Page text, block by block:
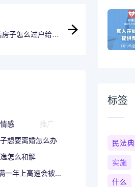
子怎么过户给妻
感
推广
想要离婚怎么办
怎么和解
年上高速会被...
标签
民法典
实施
什么